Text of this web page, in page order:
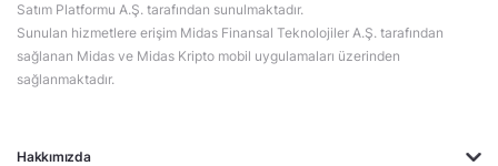
Hakkımızda
Satım Platformu A.Ş. tarafından sunulmaktadır.
Sunulan hizmetlere erişim Midas Finansal Teknolojiler A.Ş. tarafından
sağlanan Midas ve Midas Kripto mobil uygulamaları üzerinden
sağlanmaktadır.